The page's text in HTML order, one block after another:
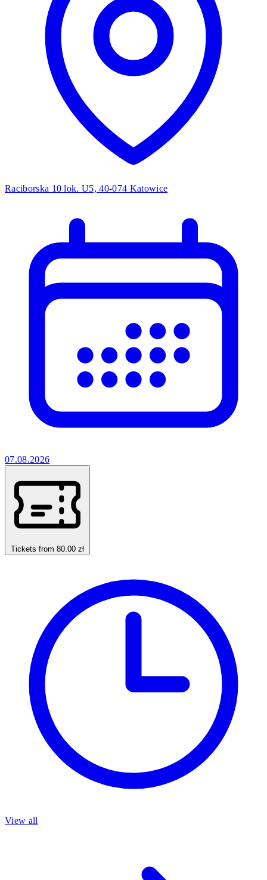
Raciborska 10 lok. U5, 40-074 Katowice
07.08.2026
Tickets from 80.00 zł
View all